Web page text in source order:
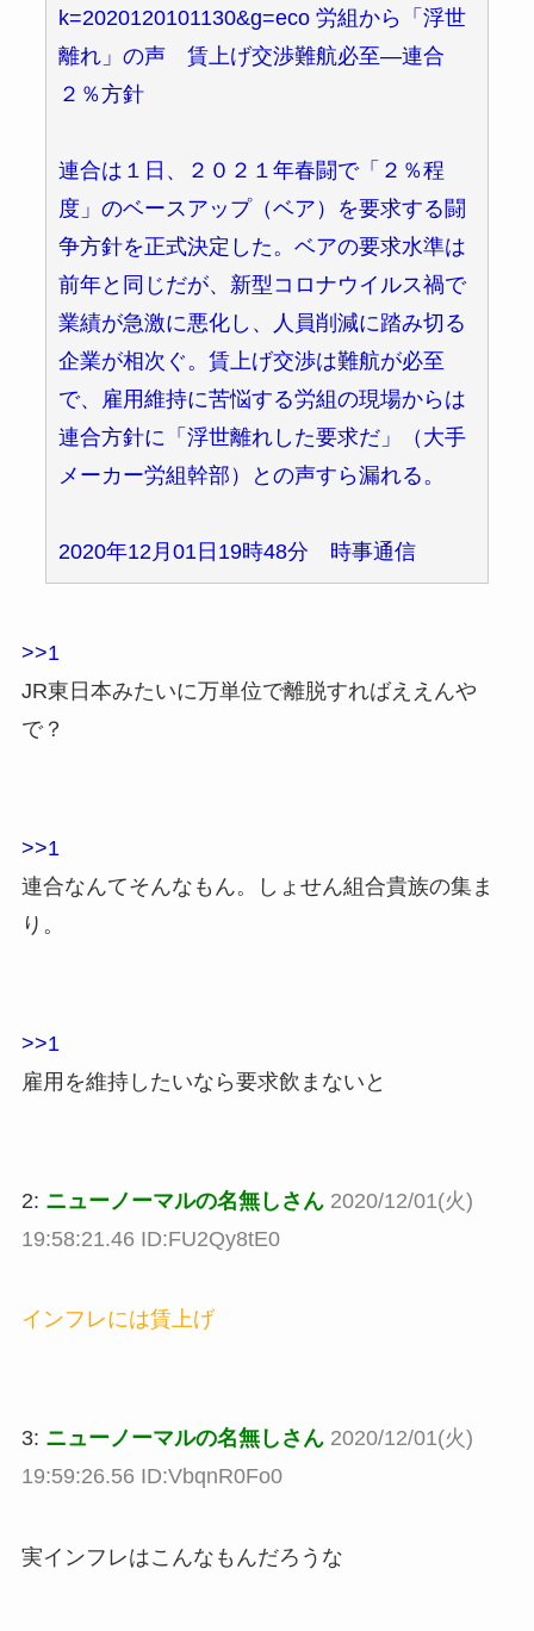
k=2020120101130&g=eco 労組から「浮世
離れ」の声 賃上げ交渉難航必至―連合
２％方針
連合は１日、２０２１年春闘で「２％程
度」のベースアップ（ベア）を要求する闘
争方針を正式決定した。ベアの要求水準は
前年と同じだが、新型コロナウイルス禍で
業績が急激に悪化し、人員削減に踏み切る
企業が相次ぐ。賃上げ交渉は難航が必至
で、雇用維持に苦悩する労組の現場からは
連合方針に「浮世離れした要求だ」（大手
メーカー労組幹部）との声すら漏れる。
2020年12月01日19時48分 時事通信
>>1
JR東日本みたいに万単位で離脱すればええんや
で？
>>1
連合なんてそんなもん。しょせん組合貴族の集ま
り。
>>1
雇用を維持したいなら要求飲まないと
2: ニューノーマルの名無しさん 2020/12/01(火)
19:58:21.46 ID:FU2Qy8tE0
インフレには賃上げ
3: ニューノーマルの名無しさん 2020/12/01(火)
19:59:26.56 ID:VbqnR0Fo0
実インフレはこんなもんだろうな